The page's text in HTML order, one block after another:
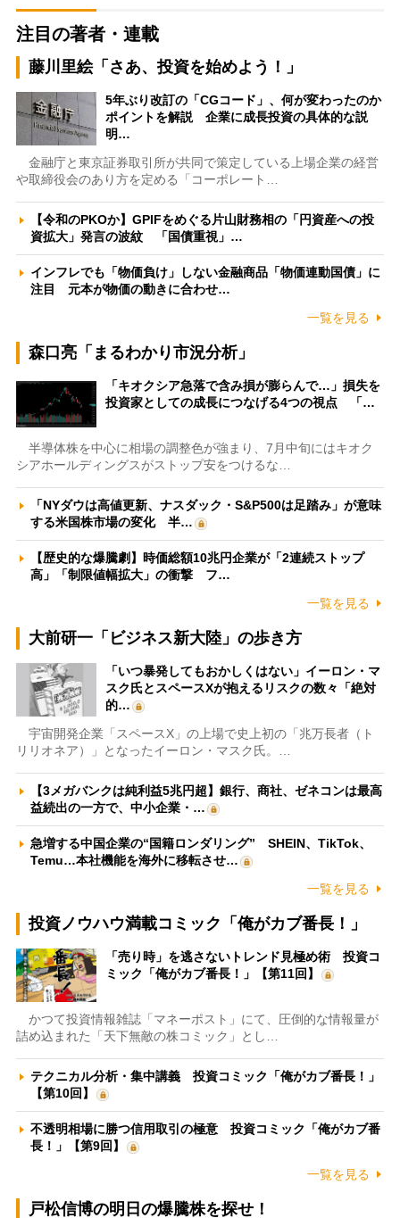
注目の著者・連載
藤川里絵「さあ、投資を始めよう！」
5年ぶり改訂の「CGコード」、何が変わったのか
ポイントを解説 企業に成長投資の具体的な説
明…
金融庁と東京証券取引所が共同で策定している上場企業の経営
や取締役会のあり方を定める「コーポレート…
【令和のPKOか】GPIFをめぐる片山財務相の「円資産への投
資拡大」発言の波紋 「国債重視」…
インフレでも「物価負け」しない金融商品「物価連動国債」に
注目 元本が物価の動きに合わせ…
一覧を見る
森口亮「まるわかり市況分析」
「キオクシア急落で含み損が膨らんで…」損失を
投資家としての成長につなげる4つの視点 「…
半導体株を中心に相場の調整色が強まり、7月中旬にはキオク
シアホールディングスがストップ安をつけるな…
「NYダウは高値更新、ナスダック・S&P500は足踏み」が意味
する米国株市場の変化 半…
【歴史的な爆騰劇】時価総額10兆円企業が「2連続ストップ
高」「制限値幅拡大」の衝撃 フ…
一覧を見る
大前研一「ビジネス新大陸」の歩き方
「いつ暴発してもおかしくはない」イーロン・マ
スク氏とスペースXが抱えるリスクの数々「絶対
的…
宇宙開発企業「スペースX」の上場で史上初の「兆万長者（ト
リリオネア）」となったイーロン・マスク氏。…
【3メガバンクは純利益5兆円超】銀行、商社、ゼネコンは最高
益続出の一方で、中小企業・…
急増する中国企業の“国籍ロンダリング” SHEIN、TikTok、
Temu…本社機能を海外に移転させ…
一覧を見る
投資ノウハウ満載コミック「俺がカブ番長！」
「売り時」を逃さないトレンド見極め術 投資コ
ミック「俺がカブ番長！」【第11回】
かつて投資情報雑誌「マネーポスト」にて、圧倒的な情報量が
詰め込まれた「天下無敵の株コミック」とし…
テクニカル分析・集中講義 投資コミック「俺がカブ番長！」
【第10回】
不透明相場に勝つ信用取引の極意 投資コミック「俺がカブ番
長！」【第9回】
一覧を見る
戸松信博の明日の爆騰株を探せ！